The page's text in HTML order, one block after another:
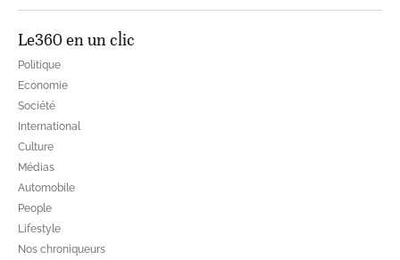
Le360 en un clic
Politique
Economie
Société
International
Culture
Médias
Automobile
People
Lifestyle
Nos chroniqueurs